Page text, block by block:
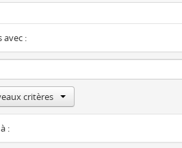
avec :
critères
: